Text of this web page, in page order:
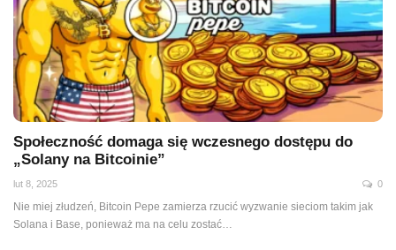
Społeczność domaga się wczesnego dostępu do
„Solany na Bitcoinie”
lut 8, 2025 0
Nie miej złudzeń, Bitcoin Pepe zamierza rzucić wyzwanie sieciom takim jak
Solana i Base, ponieważ ma na celu zostać…